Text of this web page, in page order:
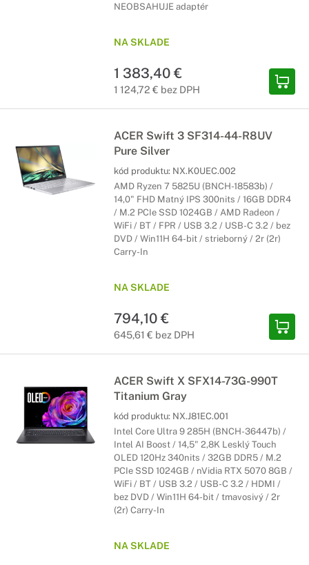
NEOBSAHUJE adaptér
NA SKLADE
1 383,40 €
1 124,72 € bez DPH
ACER Swift 3 SF314-44-R8UV
Pure Silver
kód produktu: NX.K0UEC.002
AMD Ryzen 7 5825U (BNCH-18583b) /
14,0" FHD Matný IPS 300nits / 16GB DDR4
/ M.2 PCIe SSD 1024GB / AMD Radeon /
WiFi / BT / FPR / USB 3.2 / USB-C 3.2 / bez
DVD / Win11H 64-bit / strieborný / 2r (2r)
Carry-In
NA SKLADE
794,10 €
645,61 € bez DPH
ACER Swift X SFX14-73G-990T
Titanium Gray
kód produktu: NX.J81EC.001
Intel Core Ultra 9 285H (BNCH-36447b) /
Intel AI Boost / 14,5" 2,8K Lesklý Touch
OLED 120Hz 340nits / 32GB DDR5 / M.2
PCIe SSD 1024GB / nVidia RTX 5070 8GB /
WiFi / BT / USB 3.2 / USB-C 3.2 / HDMI /
bez DVD / Win11H 64-bit / tmavosivý / 2r
(2r) Carry-In
NA SKLADE